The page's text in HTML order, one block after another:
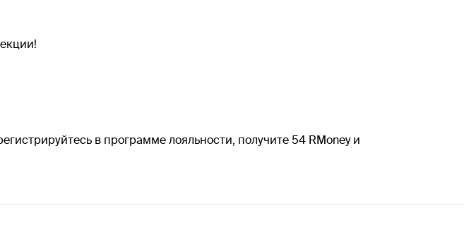
в программе лояльности, получите 54 RMoney и